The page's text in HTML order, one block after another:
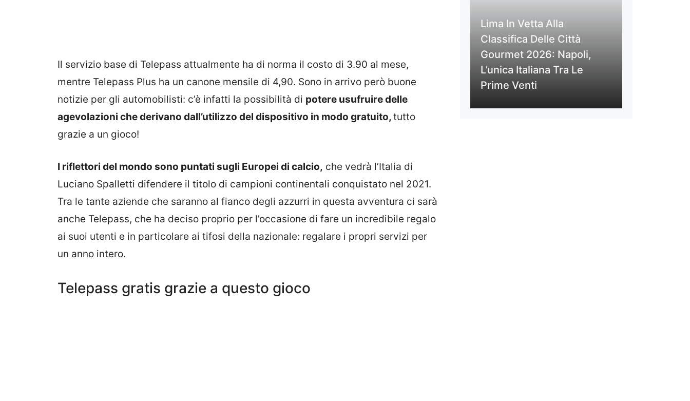
Il servizio base di Telepass attualmente ha di norma il costo di 3.90 al mese,
mentre Telepass Plus ha un canone mensile di 4,90. Sono in arrivo però buone
notizie per gli automobilisti: c’è infatti la possibilità di potere usufruire delle
agevolazioni che derivano dall’utilizzo del dispositivo in modo gratuito,tutto
grazie a un gioco!
I riflettori del mondo sono puntati sugli Europei di calcio, che vedrà l’Italia di
Luciano Spalletti difendere il titolo di campioni continentali conquistato nel 2021.
Tra le tante aziende che saranno al fianco degli azzurri in questa avventura ci sarà
anche Telepass, che ha deciso proprio per l’occasione di fare un incredibile regalo
ai suoi utenti e in particolare ai tifosi della nazionale: regalare i propri servizi per
un anno intero.
Telepass gratis grazie a questo gioco
Lima In Vetta Alla
Classifica Delle Città
Gourmet 2026: Napoli,
L’unica Italiana Tra Le
Prime Venti